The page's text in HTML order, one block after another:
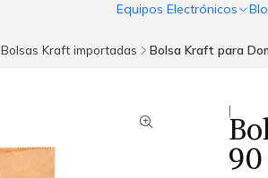
Equipos Electrónicos
Bolsas Kraft importadas Bolsa Kraft para
|